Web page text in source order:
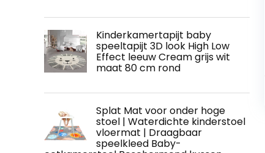
Kinderkamertapijt baby
speeltapijt 3D look High Low
Effect leeuw Cream grijs wit
maat 80 cm rond
Splat Mat voor onder hoge
stoel | Waterdichte kinderstoel
vloermat | Draagbaar
speelkleed Baby-